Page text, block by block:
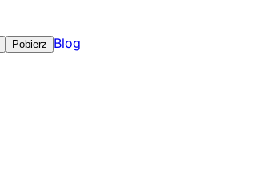
Pobierz Blog